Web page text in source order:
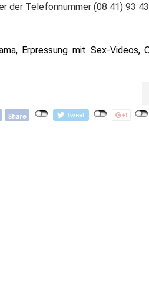
der Telefonnummer (08 41) 93
Erpressung mit Sex-